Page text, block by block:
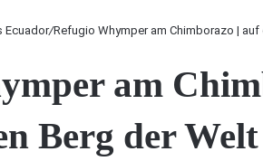
Ecuador/Refugio Whymper am Chimborazo |
am
Berg der Welt